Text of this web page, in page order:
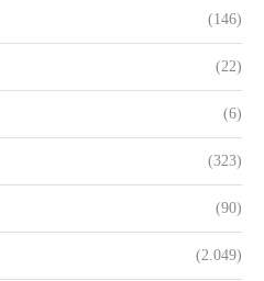
(146)
(22)
(6)
(323)
(90)
(2.049)